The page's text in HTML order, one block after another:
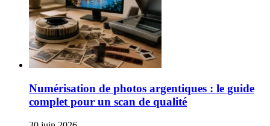
Numérisation de photos argentiques : le guide
complet pour un scan de qualité